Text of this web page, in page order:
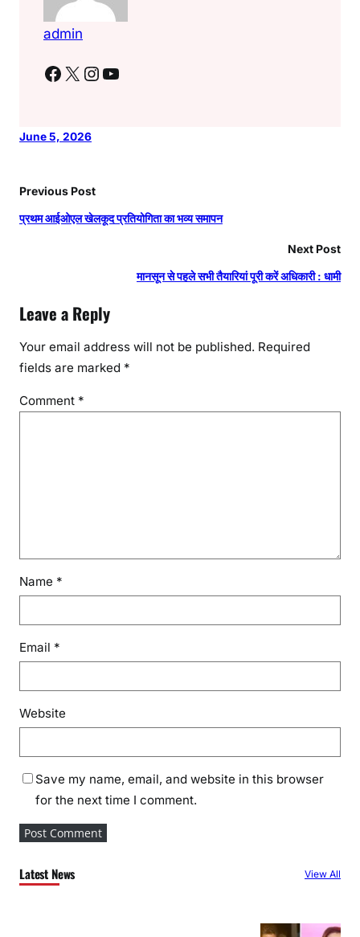
admin
Facebook X Instagram YouTube
June 5, 2026
Previous Post
प्रथम आईओएल खेलकूद प्रतियोगिता का भव्य समापन
Next Post
मानसून से पहले सभी तैयारियां पूरी करें अधिकारी : धामी
Leave a Reply
Your email address will not be published. Required
fields are marked *
Comment *
Name *
Email *
Website
Save my name, email, and website in this browser
for the next time I comment.
Latest News View All